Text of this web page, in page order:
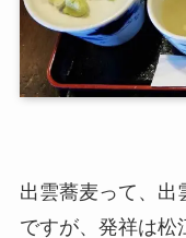
出雲蕎麦って、出
ですが、発祥は松